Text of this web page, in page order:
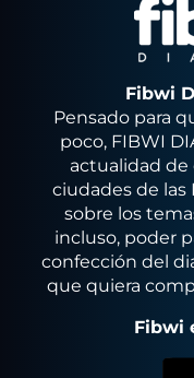
Fibwi
Pensado para
poco, FIBWI
actualidad de
ciudades de las
sobre los
incluso, poder
confección del
que quiera
Fibwi